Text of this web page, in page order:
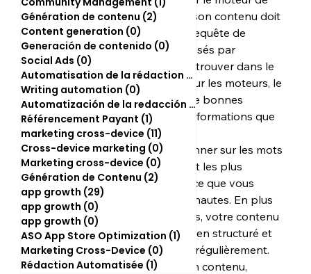
recherche type Google, son contenu doit
être en rapport avec la requête de
l’internaute : les mots utilisés par
l’internaute doivent se retrouver dans le
contenu du site, c’est, pour les moteurs, le
signe que le contenu a de bonnes
chances de donner les informations que
l’internaute recherche.
Vous devez vous positionner sur les mots
clés les plus pertinents et les plus
efficaces en fonction de ce que vous
voulez montrer aux internautes. En plus
d’avoir les bons mots clés, votre contenu
devra être intéressant, bien structuré et
bien rédigé, et mis à jour régulièrement.
Pour mettre en avant son contenu,
Génération de contenu (2)
Content generation (0)
Generación de contenido (0)
0 post
Social Ads (0)
Automatisation de la rédaction (2)2 posts
Writing automation (0)
Automatización de la redacción (0)0 post
Référencement Payant (1)
marketing cross-device (11)
Cross-device marketing (0)
0 post
Marketing cross-device (0)
Génération de Contenu (2)
app growth (29)
app growth (0)
app growth (0)
ASO App Store Optimization (1)
1 post
Marketing Cross-Device (0)
0 post
Rédaction Automatisée (1)